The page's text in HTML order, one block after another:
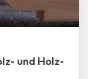
und Holz-